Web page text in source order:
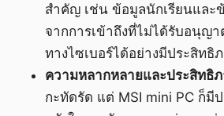
สำคัญ เช่น ข้อมูลนักเรียนและ
จากการเข้าถึงที่ไม่ได้รับอนุญ
ทางไซเบอร์ได้อย่างมีประสิทธิ
ความหลากหลายและประสิทธิ
กะทัดรัด แต่ MSI mini PC ก็มี